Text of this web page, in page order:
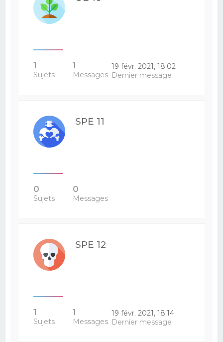
1
Sujets
1
Messages
19 févr. 2021, 18:02
Dernier message
SPE 11
0
Sujets
0
Messages
SPE 12
1
Sujets
1
Messages
19 févr. 2021, 18:14
Dernier message